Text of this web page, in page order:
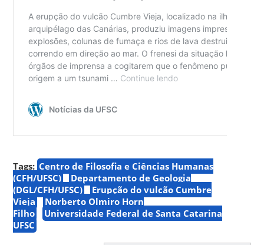
Tags: Centro de Filosofia e Ciências Humanas
(CFH/UFSC)
Departamento de Geologia
(DGL/CFH/UFSC)
Erupção do vulcão Cumbre
Vieja
Norberto Olmiro Horn
Filho
Universidade Federal de Santa Catarina
UFSC